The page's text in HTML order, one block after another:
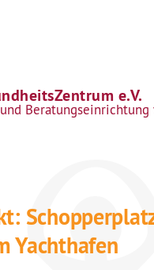
e.V.
Beratungseinrichtung
Yachthafen